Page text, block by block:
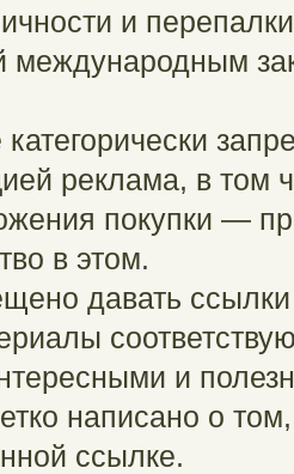
и
международным
реклама, в том
покупки —
в этом.
давать
и
написано о
ссылке.